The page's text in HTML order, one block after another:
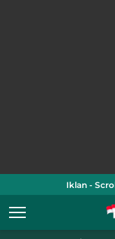
Iklan -